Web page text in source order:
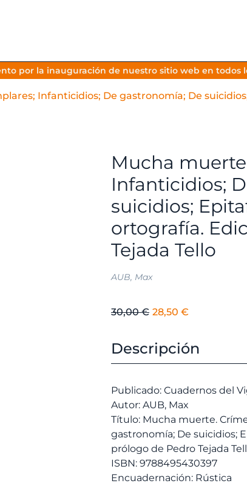
por la inauguración de nuestro sitio web en todos
Infanticidios; De gastronomía; De
Mucha
Infanticidios;
suicidios;
ortografía.
Tejada Tello
AUB, Max
30,00€ El
original
era:
28,50 €
actual
es:
Descripción
Publicado: Cuadernos del
Autor: AUB, Max
Título: Mucha muerte.
gastronomía; De suicidios;
prólogo de Pedro Tejada
ISBN: 9788495430397
Encuadernación: Rústica